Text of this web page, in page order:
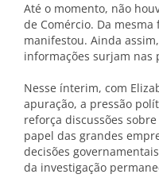
Até o momento, não
de Comércio. Da
manifestou. Ainda
informações surjam nas
Nesse ínterim, com
apuração, a pressão
reforça discussões
papel das grandes
decisões
da investigação